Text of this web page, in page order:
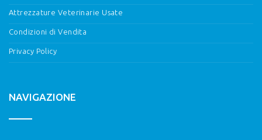
Attrezzature Veterinarie Usate
Condizioni di Vendita
Privacy Policy
NAVIGAZIONE